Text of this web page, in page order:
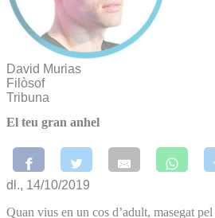
David Murias
Filòsof
Tribuna
El teu gran anhel
dl., 14/10/2019
Quan vius en un cos d’adult, masegat